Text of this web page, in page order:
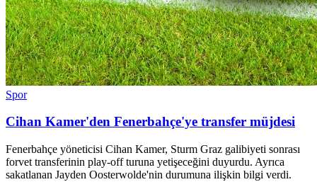
Spor
Cihan Kamer'den Fenerbahçe'ye transfer müjdesi
Fenerbahçe yöneticisi Cihan Kamer, Sturm Graz galibiyeti sonrası
forvet transferinin play-off turuna yetişeceğini duyurdu. Ayrıca
sakatlanan Jayden Oosterwolde'nin durumuna ilişkin bilgi verdi.